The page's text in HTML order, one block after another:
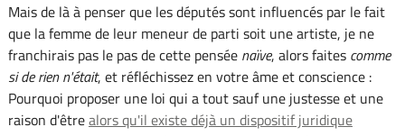
Mais de là à penser que les députés sont influencés par le fait
que la femme de leur meneur de parti soit une artiste, je ne
franchirais pas le pas de cette pensée naïve, alors faites comme
si de rien n'était, et réfléchissez en votre âme et conscience :
Pourquoi proposer une loi qui a tout sauf une justesse et une
raison d'êtrealors qu'il existe déjà un dispositif juridique